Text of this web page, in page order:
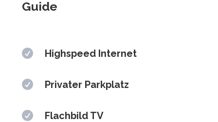
Guide
 Highspeed Internet
 Privater Parkplatz
 Flachbild TV